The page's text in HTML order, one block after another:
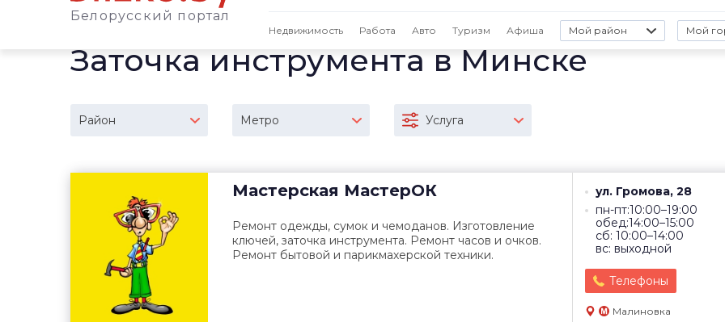
Белорусский портал
Недвижимость Работа Авто Туризм Афиша Мой район Мой
Заточка инструмента в Минске
Район Метро Услуга
Мастерская МастерОК
ул. Громова, 28
пн-пт:10:00–19:00
обед:14:00–15:00
сб: 10:00–14:00
вс: выходной
Телефоны
Малиновка
Ремонт одежды, сумок и чемоданов. Изготовление
ключей, заточка инструмента. Ремонт часов и очков.
Ремонт бытовой и парикмахерской техники.